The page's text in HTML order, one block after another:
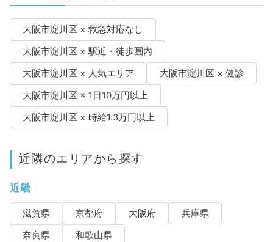
大阪市淀川区 × 救急対応なし
大阪市淀川区 × 駅近・徒歩圏内
大阪市淀川区 × 人気エリア
大阪市淀川区 × 健診
大阪市淀川区 × 1日10万円以上
大阪市淀川区 × 時給1.3万円以上
近隣のエリアから探す
近畿
滋賀県 京都府 大阪府
兵庫県
奈良県
和歌山県